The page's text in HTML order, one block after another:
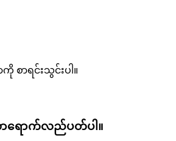
ာရင်းသွင်းပါ။
ရောက်လည်ပတ်ပါ။